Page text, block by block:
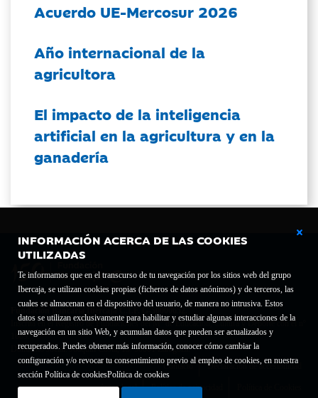
INFORMACIÓN ACERCA DE LAS COOKIES
UTILIZADAS
Te informamos que en el transcurso de tu navegación por los sitios web del grupo
Ibercaja, se utilizan cookies propias (ficheros de datos anónimos) y de terceros, las
cuales se almacenan en el dispositivo del usuario, de manera no intrusiva. Estos
datos se utilizan exclusivamente para habilitar y estudiar algunas interacciones de la
navegación en un sitio Web, y acumulan datos que pueden ser actualizados y
recuperados. Puedes obtener más información, conocer cómo cambiar la
configuración y/o revocar tu consentimiento previo al empleo de cookies, en nuestra
sección Política de cookiesPolítica de cookies
Acuerdo UE-Mercosur 2026
Año internacional de la
agricultora
El impacto de la inteligencia
artificial en la agricultura y en la
ganadería
Fundación Bancaria Ibercaja C.I.F. G-50000652.
Inscrita en el Registro de Fundaciones del Mº de Educación, Cultura y Deporte con el nº
1689.
Domicilio social: Joaquín Costa, 13. 50001 Zaragoza.
Contacto
Declaración de accesibilidad
Aviso legal Política de privacidad